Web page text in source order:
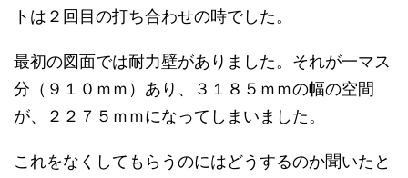
トは２回目の打ち合わせの時でした。
最初の図面では耐力壁がありました。それが一マス
分（９１０ｍｍ）あり、３１８５ｍｍの幅の空間
が、２２７５ｍｍになってしまいました。
これをなくしてもらうのにはどうするのか聞いたと